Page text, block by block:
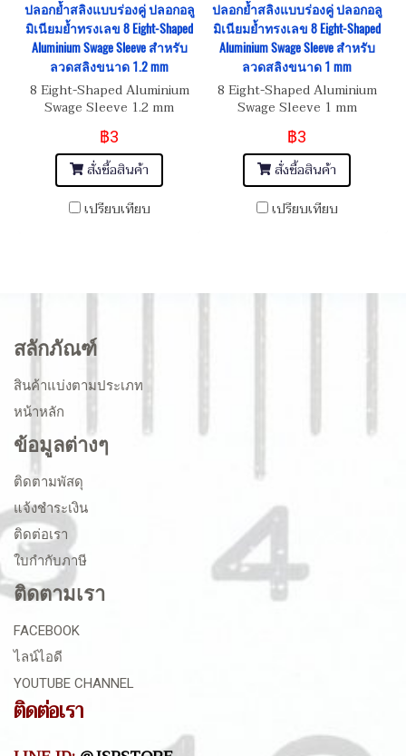
ปลอกย้ำสลิงแบบร่องคู่ ปลอกอลู
มิเนียมย้ำทรงเลข 8 Eight-Shaped
Aluminium Swage Sleeve สำหรับ
ลวดสลิงขนาด 1.2 mm
8 Eight-Shaped Aluminium
Swage Sleeve 1.2 mm
฿3
สั่งซื้อสินค้า
เปรียบเทียบ
ปลอกย้ำสลิงแบบร่องคู่ ปลอกอลู
มิเนียมย้ำทรงเลข 8 Eight-Shaped
Aluminium Swage Sleeve สำหรับ
ลวดสลิงขนาด 1 mm
8 Eight-Shaped Aluminium
Swage Sleeve 1 mm
฿3
สั่งซื้อสินค้า
เปรียบเทียบ
สลักภัณฑ์
สินค้าแบ่งตามประเภท
หน้าหลัก
ข้อมูลต่างๆ
ติดตามพัสดุ
แจ้งชำระเงิน
ติดต่อเรา
ใบกำกับภาษี
ติดตามเรา
FACEBOOK
ไลน์ไอดี
YOUTUBE CHANNEL
ติดต่อเรา